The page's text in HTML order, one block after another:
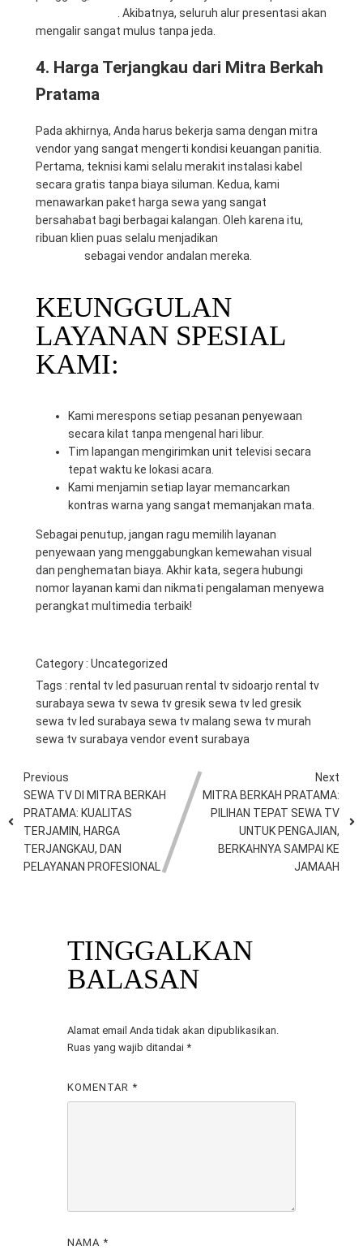
. Akibatnya, seluruh alur presentasi akan
mengalir sangat mulus tanpa jeda.
4. Harga Terjangkau dari Mitra Berkah
Pratama
Pada akhirnya, Anda harus bekerja sama dengan mitra
vendor yang sangat mengerti kondisi keuangan panitia.
Pertama, teknisi kami selalu merakit instalasi kabel
secara gratis tanpa biaya siluman. Kedua, kami
menawarkan paket harga sewa yang sangat
bersahabat bagi berbagai kalangan. Oleh karena itu,
ribuan klien puas selalu menjadikan
sebagai vendor andalan mereka.
KEUNGGULAN
LAYANAN SPESIAL
KAMI:
Kami merespons setiap pesanan penyewaan
secara kilat tanpa mengenal hari libur.
Tim lapangan mengirimkan unit televisi secara
tepat waktu ke lokasi acara.
Kami menjamin setiap layar memancarkan
kontras warna yang sangat memanjakan mata.
Sebagai penutup, jangan ragu memilih layanan
penyewaan yang menggabungkan kemewahan visual
dan penghematan biaya. Akhir kata, segera hubungi
nomor layanan kami dan nikmati pengalaman menyewa
perangkat multimedia terbaik!
Category : Uncategorized
Tags : rental tv led pasuruan rental tv sidoarjo rental tv
surabaya sewa tvsewa tv gresiksewa tv led gresik
sewa tv led surabaya sewa tv malang sewa tv murah
sewa tv surabaya vendor event surabaya
Previous
SEWA TV DI MITRA BERKAH
PRATAMA: KUALITAS
TERJAMIN, HARGA
TERJANGKAU, DAN
PELAYANAN PROFESIONAL
Next
MITRA BERKAH PRATAMA:
PILIHAN TEPAT SEWA TV
UNTUK PENGAJIAN,
BERKAHNYA SAMPAI KE
JAMAAH
TINGGALKAN
BALASAN
Alamat email Anda tidak akan dipublikasikan.
Ruas yang wajib ditandai *
KOMENTAR *
NAMA *